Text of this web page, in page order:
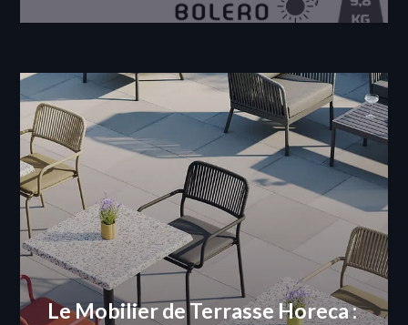
Le Mobilier de Terrasse Horeca :